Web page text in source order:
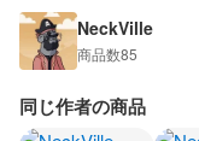
NeckVille
商品数85
同じ作者の商品